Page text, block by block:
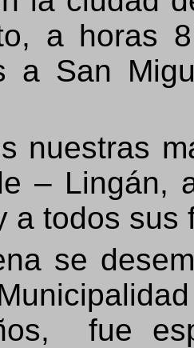
a horas
a San
nuestras
– Lingán,
a todos sus
se
fue